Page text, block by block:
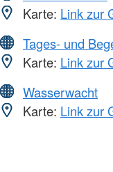
Karte: Link zur
Tages- und
Karte: Link zur
Wasserwacht
Karte: Link zur